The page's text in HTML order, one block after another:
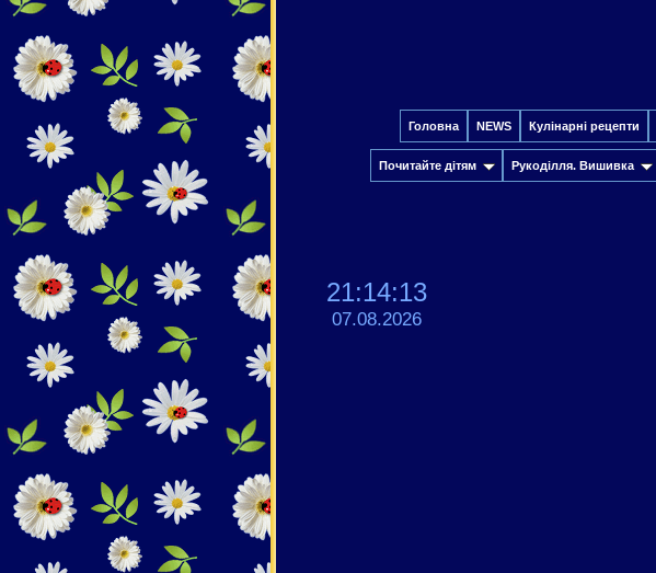
Головна NEWS Кулінарні рецепти
Почитайте дітям Рукоділля. Вишивка
21:14:13
07.08.2026